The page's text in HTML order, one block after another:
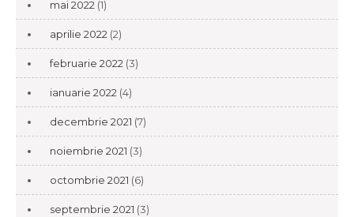
mai 2022 (1)
aprilie 2022 (2)
februarie 2022 (3)
ianuarie 2022 (4)
decembrie 2021 (7)
noiembrie 2021 (3)
octombrie 2021 (6)
septembrie 2021 (3)